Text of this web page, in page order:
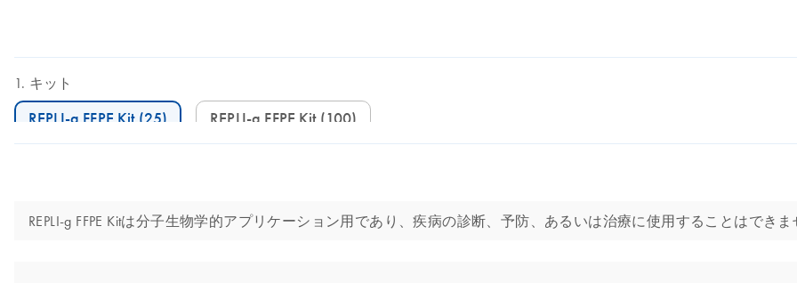
キット
REPLI-g FFPE Kit (25) REPLI-g FFPE Kit (100)
REPLI-g FFPE Kitは分子生物学的アプリケーション用であり、疾病の診断、予防、あるいは治療に使用することはでき